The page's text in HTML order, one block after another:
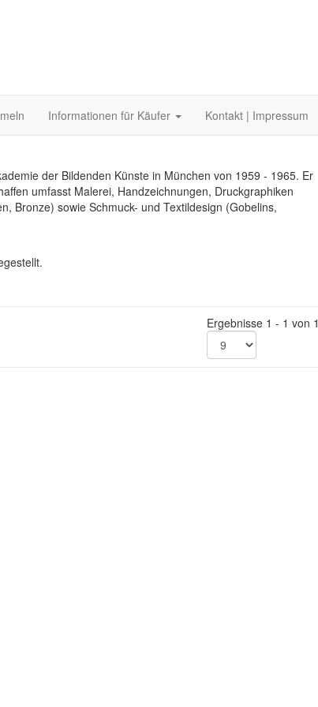
Informationen für Käufer Kontakt | Impressum
der Bildenden Künste in München von 1959 - 1965. Er
umfasst Malerei, Handzeichnungen, Druckgraphiken
Bronze) sowie Schmuck- und Textildesign (Gobelins,
Ergebnisse 1 - 1 von 1